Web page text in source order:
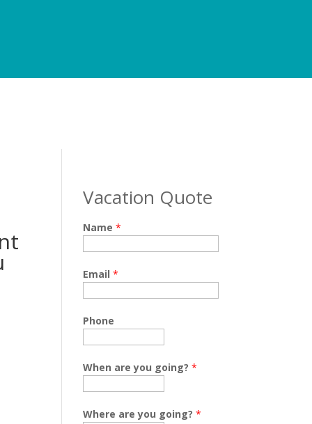
Vacation Quote
Name*
Email*
Phone
When are you going?*
Where are you going?*